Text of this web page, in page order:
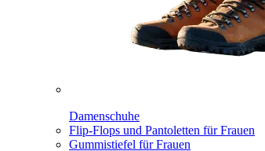
Damenschuhe
Flip-Flops und Pantoletten für Frauen
Gummistiefel für Frauen